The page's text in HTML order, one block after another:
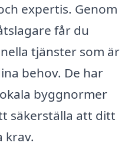
expertis. Genom
får du
tjänster som är
behov. De har
byggnormer
säkerställa att ditt
krav.